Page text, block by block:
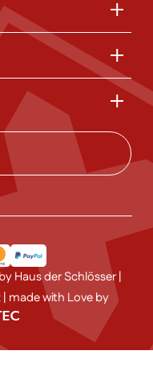
Haus der Schlösser |
made with Love by